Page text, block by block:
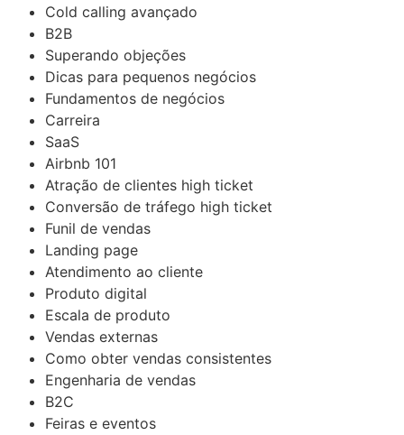
Cold calling avançado
B2B
Superando objeções
Dicas para pequenos negócios
Fundamentos de negócios
Carreira
SaaS
Airbnb 101
Atração de clientes high ticket
Conversão de tráfego high ticket
Funil de vendas
Landing page
Atendimento ao cliente
Produto digital
Escala de produto
Vendas externas
Como obter vendas consistentes
Engenharia de vendas
B2C
Feiras e eventos